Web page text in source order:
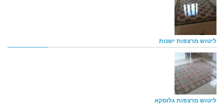
ליטוש מרצפות ישנות
ליטוש מרצפות גלוסקא